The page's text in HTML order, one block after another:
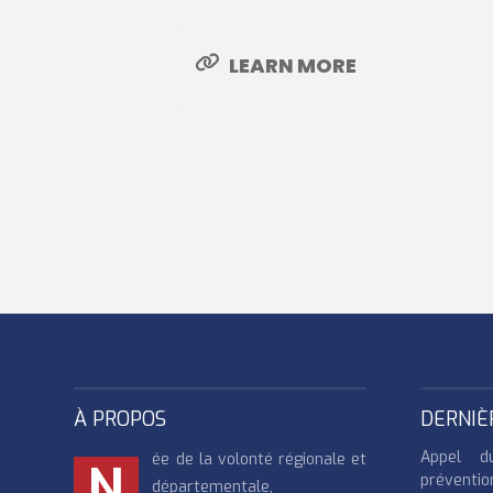
LEARN MORE
À PROPOS
ée de la volonté régionale et
départementale,
Appel